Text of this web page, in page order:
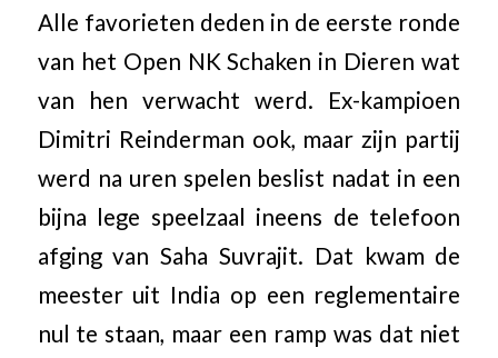
Alle favorieten deden in de eerste ronde
van het Open NK Schaken in Dieren wat
van hen verwacht werd. Ex-kampioen
Dimitri Reinderman ook, maar zijn partij
werd na uren spelen beslist nadat in een
bijna lege speelzaal ineens de telefoon
afging van Saha Suvrajit. Dat kwam de
meester uit India op een reglementaire
nul te staan, maar een ramp was dat niet